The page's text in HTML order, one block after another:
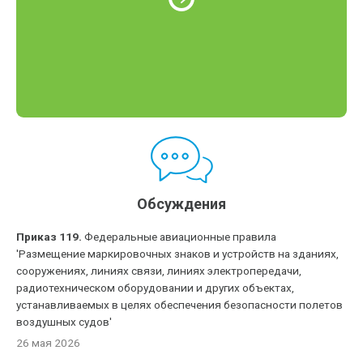
Обсуждения
Приказ 119. Федеральные авиационные правила
'Размещение маркировочных знаков и устройств на зданиях,
сооружениях, линиях связи, линиях электропередачи,
радиотехническом оборудовании и других объектах,
устанавливаемых в целях обеспечения безопасности полетов
воздушных судов'
26 мая 2026